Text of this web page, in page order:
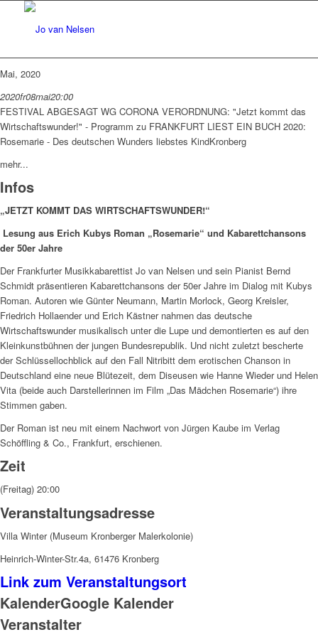
Mai, 2020
2020fr08mai20:00
FESTIVAL ABGESAGT WG CORONA VERORDNUNG: "Jetzt kommt das
Wirtschaftswunder!" - Programm zu FRANKFURT LIEST EIN BUCH 2020:
Rosemarie - Des deutschen Wunders liebstes KindKronberg
mehr...
Infos
„JETZT KOMMT DAS WIRTSCHAFTSWUNDER!“
Lesung aus Erich Kubys Roman „Rosemarie“ und Kabarettchansons
der 50er Jahre
Der Frankfurter Musikkabarettist Jo van Nelsen und sein Pianist Bernd
Schmidt präsentieren Kabarettchansons der 50er Jahre im Dialog mit Kubys
Roman. Autoren wie Günter Neumann, Martin Morlock, Georg Kreisler,
Friedrich Hollaender und Erich Kästner nahmen das deutsche
Wirtschaftswunder musikalisch unter die Lupe und demontierten es auf den
Kleinkunstbühnen der jungen Bundesrepublik. Und nicht zuletzt bescherte
der Schlüssellochblick auf den Fall Nitribitt dem erotischen Chanson in
Deutschland eine neue Blütezeit, dem Diseusen wie Hanne Wieder und Helen
Vita (beide auch Darstellerinnen im Film „Das Mädchen Rosemarie“) ihre
Stimmen gaben.
Der Roman ist neu mit einem Nachwort von Jürgen Kaube im Verlag
Schöffling & Co., Frankfurt, erschienen.
Zeit
(Freitag) 20:00
Veranstaltungsadresse
Villa Winter (Museum Kronberger Malerkolonie)
Heinrich-Winter-Str.4a, 61476 Kronberg
Link zum Veranstaltungsort
KalenderGoogle Kalender
Veranstalter